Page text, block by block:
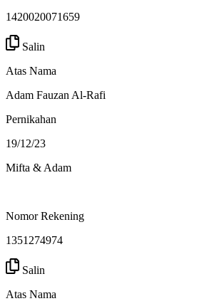
1420020071659
Salin
Atas Nama
Adam Fauzan Al-Rafi
Pernikahan
19/12/23
Mifta & Adam
Nomor Rekening
1351274974
Salin
Atas Nama